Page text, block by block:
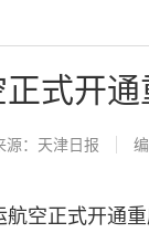
正式开
源： 天津日报
正式开通重